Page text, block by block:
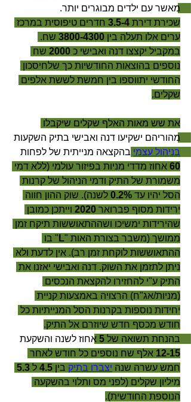
מאשר עם ילדים מבוגרים יותר.
שכירת דירת 3.5-4 חדרים טיפוסית במרכז
ערים אלו תעלה בין 3800-4300 שח.
במקביל יקצצו דנה ואבישי כ 2000 שח
נוספים בהוצאות החודשיות כך שלחיסכון
החודשי יתווספו בין חמשת לששת אלפים
שקלים.
את שש מאות האלף שקלים שיקבלו
מהוריהם ישקיעו דנה ואבישי בתיק השקעות
בניהול עצמי בהקצאה מנייתית של לפחות
60 אחוז מדדי מניות בפיזור עולמי (ללא דמי
משמורת של התיק ודמי הניהול של קרנות
הסל יהיו עד 0.2% לשנה). שוק ההון חווה
ירידות מסוף פברואר 2020 וייתכן כמובן
שהירידות ימשיכו ושההתאוששות תיקח זמן
ממושך (משבר בצורת האות "L " בו
ההתאוששות לוקחת זמן רב). אין לדעת ולא
ניתן לתזמן את השוק. דנה ואבישי יאזנו את
התיק ע"י להחזירו להקצאת הנכסים
(מניות/אג"ח) הרצויה באמצעות קניית
יחידות נוספות בקרנות הסל המנייתיות כל
חודש מכסף חדש שיוזרם אל התיק.
בהנחת תשואה של 5 אחוז לשנה והשקעת
12-15 אלף שח נוספים כל חודש לאחר
חמש עשרה שנה יצברו בתיק בין 4.5 ל 5.3
מיליון שקלים (לפני מס ותלוי בהשקעה
הנוספת החודשית).